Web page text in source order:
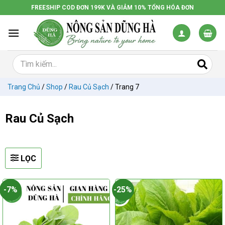
đến
dung
FREESHIP COD ĐƠN 199K VÀ GIẢM 10% TỔNG HÓA ĐƠN
Trang Chủ /Shop / Rau Củ Sạch /Trang 7
Rau Củ Sạch
LỌC
-7% -25%